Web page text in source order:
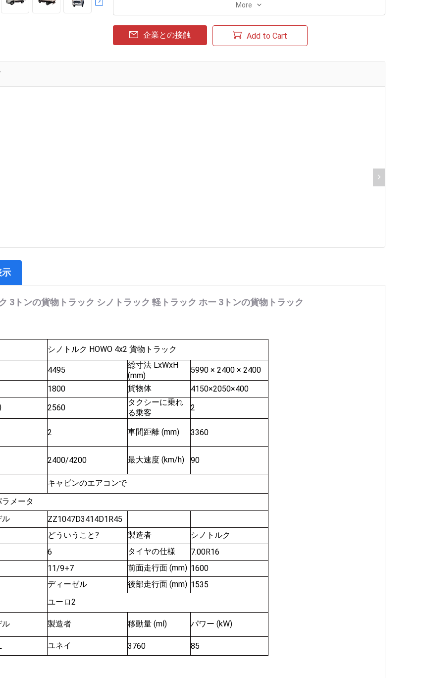
More
企業との接触 Add to Cart
示
3トンの貨物トラック シノトラック 軽トラック ホー 3トンの貨物トラック
シノトルク HOWO 4x2 貨物トラック
4495
総寸法 LxWxH
(mm)
5990 × 2400 × 2400
1800 貨物体
4150×2050×400
2560
タクシーに乗れ
る乗客
2
2 車間距離 (mm) 3360
2400/4200 最大速度 (km/h) 90
キャビンのエアコンで
メータ
ル
ZZ1047D3414D1R45
どういうこと? 製造者
シノトルク
6 タイヤの仕様
7.00R16
11/9+7 前面走行面 (mm) 1600
ディーゼル 後部走行面 (mm) 1535
ユーロ2
ル 製造者 移動量 (ml) パワー (kW)
ユネイ 3760 85